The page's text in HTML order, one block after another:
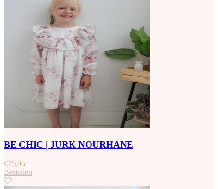
BE CHIC | JURK NOURHANE
€75,95
Bestellen